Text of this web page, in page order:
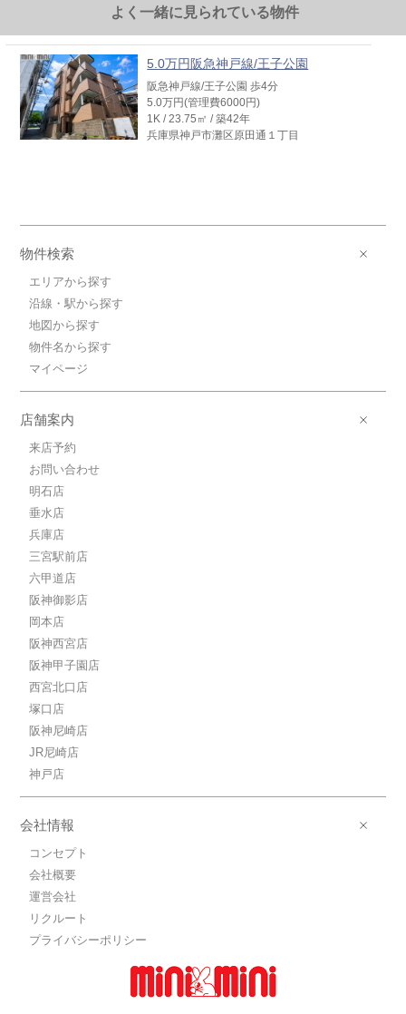
よく一緒に見られている物件
5.0万円阪急神戸線/王子公園
阪急神戸線/王子公園 歩4分
5.0万円(管理費6000円)
1K / 23.75㎡ / 築42年
兵庫県神戸市灘区原田通１丁目
物件検索
エリアから探す
沿線・駅から探す
地図から探す
物件名から探す
マイページ
店舗案内
来店予約
お問い合わせ
明石店
垂水店
兵庫店
三宮駅前店
六甲道店
阪神御影店
岡本店
阪神西宮店
阪神甲子園店
西宮北口店
塚口店
阪神尼崎店
JR尼崎店
神戸店
会社情報
コンセプト
会社概要
運営会社
リクルート
プライバシーポリシー